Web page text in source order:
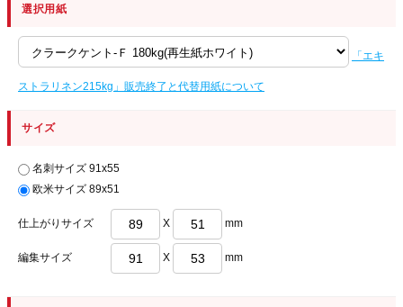
選択用紙
「エキ
ストラリネン215kg」販売終了と代替用紙について
サイズ
名刺サイズ 91x55
欧米サイズ 89x51
仕上がりサイズ X mm
編集サイズ X mm